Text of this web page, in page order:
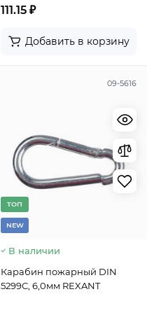
111.15 ₽
Добавить в корзину
09-5616
TОП
NEW
В наличии
Карабин пожарный DIN
5299С, 6,0мм REXANT